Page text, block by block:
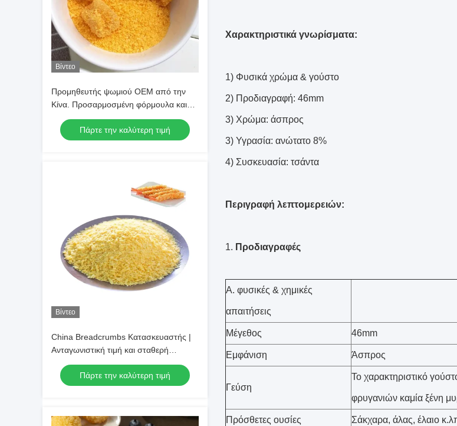
Βίντεο
Προμηθευτής ψωμιού OEM από την
Κίνα. Προσαρμοσμένη φόρμουλα και
ιδιωτική ετικέτα.
Πάρτε την καλύτερη τιμή
Βίντεο
China Breadcrumbs Κατασκευαστής |
Ανταγωνιστική τιμή και σταθερή
ικανότητα εφοδιασμού
Πάρτε την καλύτερη τιμή
Χαρακτηριστικά γνωρίσματα:
1) Φυσικά χρώμα & γούστο
2) Προδιαγραφή: 46mm
3) Χρώμα: άσπρος
3) Υγρασία: ανώτατο 8%
4) Συσκευασία: τσάντα
Περιγραφή λεπτομερειών:
Προδιαγραφές
Α. φυσικές & χημικές
απαιτήσεις
Μέγεθος 46mm
Εμφάνιση Άσπρος
Γεύση
Το χαρακτηριστικό
φρυγανιών καμία ξένη
Πρόσθετες ουσίες Σάκχαρα, άλας, έλαιο